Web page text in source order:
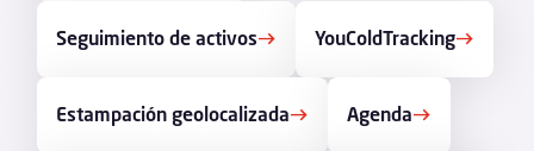
Seguimiento de activos YouColdTracking
Estampación geolocalizada Agenda